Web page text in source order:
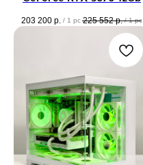
203 200 р. / 1 pc 225 552 р. / 1 pc